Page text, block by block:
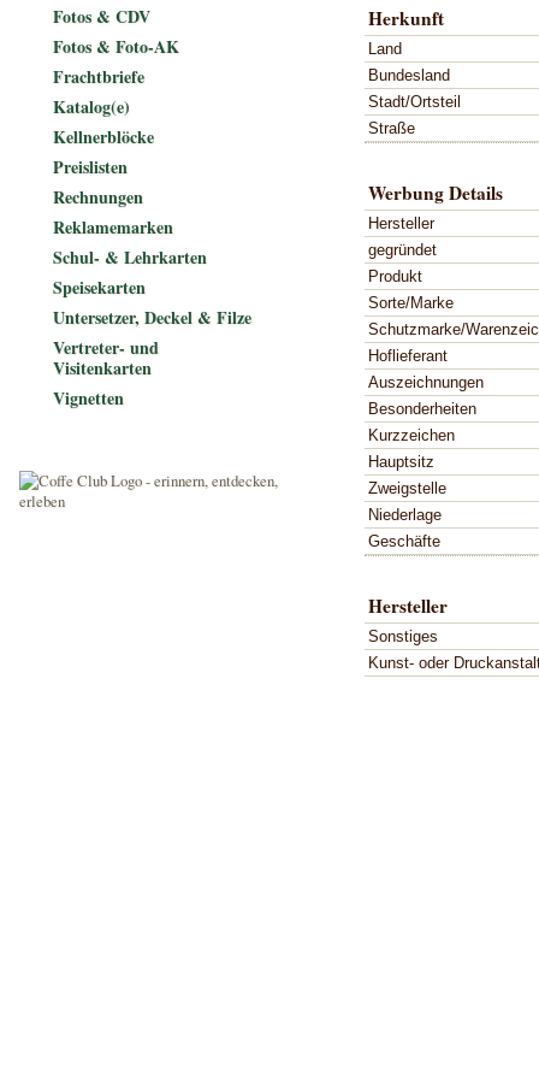
Herkunft
Land
Bundesland
Stadt/Ortsteil
Straße
Werbung Details
Hersteller
gegründet
Produkt
Sorte/Marke
Schutzmarke/
Hoflieferant
Auszeichnungen
Besonderheiten
Kurzzeichen
Hauptsitz
Zweigstelle
Niederlage
Geschäfte
Hersteller
Sonstiges
Kunst- oder
Fotos & CDV
Fotos & Foto-AK
Frachtbriefe
Katalog(e)
Kellnerblöcke
Preislisten
Rechnungen
Reklamemarken
Schul- & Lehrkarten
Speisekarten
Untersetzer, Deckel & Filze
Vertreter- und
Visitenkarten
Vignetten